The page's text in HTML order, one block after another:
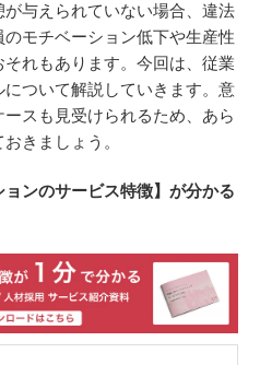
与えられていない場合、違法
モチベーション低下や生産性
れもあります。今回は、従業
ついて解説していきます。意
スも見受けられるため、あら
きましょう。
ンのサービス特徴】が分かる